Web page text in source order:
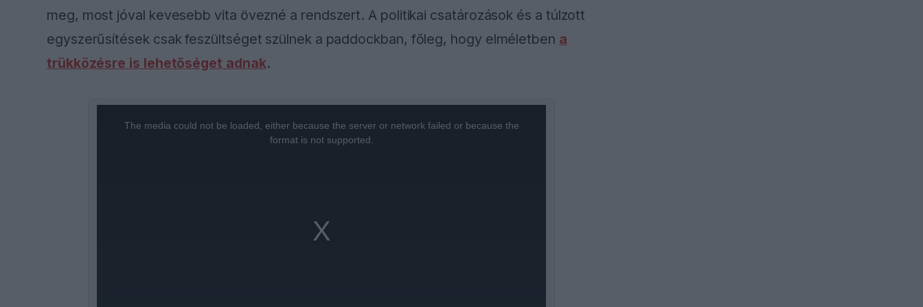
meg, most jóval kevesebb vita övezné a rendszert. A politikai csatározások és a túlzott
egyszerűsítések csak feszültséget szülnek a paddockban, főleg, hogy elméletben a
trükközésre is lehetőséget adnak.
The media could not be loaded, either because the server or network failed or because the
format is not supported.